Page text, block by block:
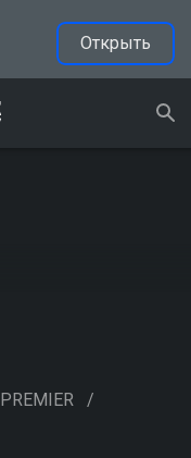
Открыть
PREMIER /